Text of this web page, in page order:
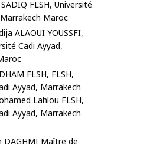
FLSH, Université
Maroc
ALAOUI YOUSSFI,
Cadi Ayyad,
FLSH, FLSH,
Ayyad, Marrakech
Lahlou FLSH,
Ayyad, Marrakech
DAGHMI Maître de